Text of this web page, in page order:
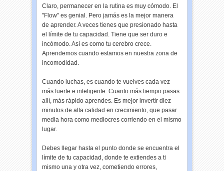
Claro, permanecer en la rutina es muy cómodo. El
"Flow" es genial. Pero jamás es la mejor manera
de aprender. A veces tienes que presionado hasta
el límite de tu capacidad. Tiene que ser duro e
incómodo. Así es como tu cerebro crece.
Aprendemos cuando estamos en nuestra zona de
incomodidad.
Cuando luchas, es cuando te vuelves cada vez
más fuerte e inteligente. Cuanto más tiempo pasas
allí, más rápido aprendes. Es mejor invertir diez
minutos de alta calidad en crecimiento, que pasar
media hora como mediocres corriendo en el mismo
lugar.
Debes llegar hasta el punto donde se encuentra el
límite de tu capacidad, donde te extiendes a ti
mismo una y otra vez, cometiendo errores,